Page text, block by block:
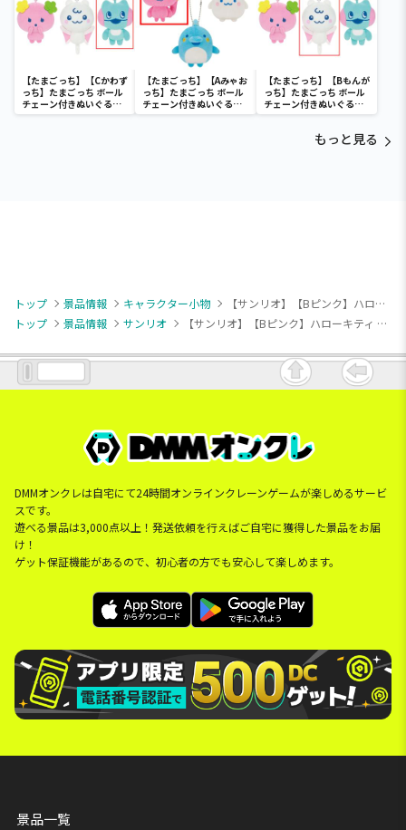
【たまごっち】【Cかわず
っち】たまごっち ボール
チェーン付きぬいぐるみ
～Tamagotchi
【たまごっち】【Aみゃお
っち】たまごっち ボール
チェーン付きぬいぐるみ
～Tamagotchi
【たまごっち】【Bもんが
っち】たまごっち ボール
チェーン付きぬいぐるみ
～Tamagotchi
もっと見る
トップ 景品情報 キャラクター小物
【サンリオ】【Bピンク】ハローキティ レトロワンピースちょいデカマスコット
トップ
景品情報 サンリオ 【サンリオ】【Bピンク】ハローキティ レトロワンピースちょいデカマスコット
DMMオンクレは自宅にて24時間オンラインクレーンゲームが楽しめるサービ
スです。
遊べる景品は3,000点以上！発送依頼を行えばご自宅に獲得した景品をお届
け！
ゲット保証機能があるので、初心者の方でも安心して楽しめます。
景品一覧